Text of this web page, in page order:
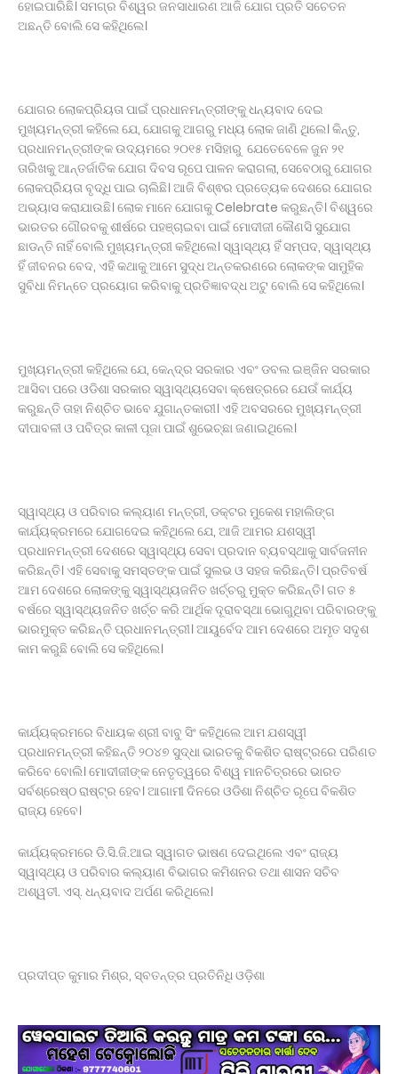
ହୋଇପାରିଛି। ସମଗ୍ର ବିଶ୍ୱର ଜନସାଧାରଣ ଆଜି ଯୋଗ ପ୍ରତି ସଚେତନ
ଅଛନ୍ତି ବୋଲି ସେ କହିଥିଲେ।
ଯୋଗର ଲୋକପ୍ରିୟତା ପାଇଁ ପ୍ରଧାନମନ୍ତ୍ରୀଙ୍କୁ ଧନ୍ୟବାଦ ଦେଇ
ମୁଖ୍ୟମନ୍ତ୍ରୀ କହିଲେ ଯେ, ଯୋଗକୁ ଆଗରୁ ମଧ୍ୟ ଲୋକ ଜାଣି ଥିଲେ। କିନ୍ତୁ,
ପ୍ରଧାନମନ୍ତ୍ରୀଙ୍କ ଉଦ୍ୟମରେ ୨୦୧୫ ମସିହାରୁ ଯେତେବେଳେ ଜୁନ ୨୧
ତାରିଖକୁ ଆନ୍ତର୍ଜାତିକ ଯୋଗ ଦିବସ ରୂପେ ପାଳନ କରାଗଲା, ସେବେଠାରୁ ଯୋଗର
ଲୋକପ୍ରିୟତା ବୃଦ୍ଧି ପାଇ ଚାଲିଛି। ଆଜି ବିଶ୍ଵର ପ୍ରତ୍ୟେକ ଦେଶରେ ଯୋଗର
ଅଭ୍ୟାସ କରାଯାଉଛି। ଲୋକ ମାନେ ଯୋଗକୁ Celebrate କରୁଛନ୍ତି। ବିଶ୍ୱରେ
ଭାରତର ଗୌରବକୁ ଶୀର୍ଷରେ ପହଞ୍ଚାଇବା ପାଇଁ ମୋଦୀଜୀ କୌଣସି ସୁଯୋଗ
ଛାଡନ୍ତି ନାହିଁ ବୋଲି ମୁଖ୍ୟମନ୍ତ୍ରୀ କହିଥିଲେ। ସ୍ୱାସ୍ଥ୍ୟ ହିଁ ସମ୍ପଦ, ସ୍ୱାସ୍ଥ୍ୟ
ହିଁ ଜୀବନର ବେଦ, ଏହି କଥାକୁ ଆମେ ସୁଦ୍ଧ ଅନ୍ତକରଣରେ ଲୋକଙ୍କ ସାମୁହିକ
ସୁବିଧା ନିମନ୍ତେ ପ୍ରୟୋଗ କରିବାକୁ ପ୍ରତିଜ୍ଞାବଦ୍ଧ ଅଟୁ ବୋଲି ସେ କହିଥିଲେ।
ମୁଖ୍ୟମନ୍ତ୍ରୀ କହିଥିଲେ ଯେ, କେନ୍ଦ୍ର ସରକାର ଏବଂ ଡବଲ ଇଞ୍ଜିନ ସରକାର
ଆସିବା ପରେ ଓଡିଶା ସରକାର ସ୍ୱାସ୍ଥ୍ୟସେବା କ୍ଷେତ୍ରରେ ଯେଉଁ କାର୍ଯ୍ୟ
କରୁଛନ୍ତି ତାହା ନିଶ୍ଚିତ ଭାବେ ଯୁଗାନ୍ତକାରୀ। ଏହି ଅବସରରେ ମୁଖ୍ୟମନ୍ତ୍ରୀ
ଦୀପାବଳୀ ଓ ପବିତ୍ର କାଳୀ ପୂଜା ପାଇଁ ଶୁଭେଚ୍ଛା ଜଣାଇଥିଲେ।
ସ୍ୱାସ୍ଥ୍ୟ ଓ ପରିବାର କଲ୍ୟାଣ ମନ୍ତ୍ରୀ, ଡକ୍ଟର ମୁକେଶ ମହାଲିଙ୍ଗ
କାର୍ଯ୍ୟକ୍ରମରେ ଯୋଗଦେଇ କହିଥିଲେ ଯେ, ଆଜି ଆମର ଯଶସ୍ୱୀ
ପ୍ରଧାନମନ୍ତ୍ରୀ ଦେଶରେ ସ୍ୱାସ୍ଥ୍ୟ ସେବା ପ୍ରଦାନ ବ୍ୟବସ୍ଥାକୁ ସାର୍ବଜନୀନ
କରିଛନ୍ତି। ଏହି ସେବାକୁ ସମସ୍ତଙ୍କ ପାଇଁ ସୁଲଭ ଓ ସହଜ କରିଛନ୍ତି। ପ୍ରତିବର୍ଷ
ଆମ ଦେଶରେ ଲୋକଙ୍କୁ ସ୍ୱାସ୍ଥ୍ୟଜନିତ ଖର୍ଚ୍ଚରୁ ମୁକ୍ତ କରିଛନ୍ତି। ଗତ ୫
ବର୍ଷରେ ସ୍ୱାସ୍ଥ୍ୟଜନିତ ଖର୍ଚ୍ଚ କରି ଆର୍ଥିକ ଦୂରାବସ୍ଥା ଭୋଗୁଥିବା ପରିବାରଙ୍କୁ
ଭାରମୁକ୍ତ କରିଛନ୍ତି ପ୍ରଧାନମନ୍ତ୍ରୀ। ଆୟୁର୍ବେଦ ଆମ ଦେଶରେ ଅମୃତ ସଦୃଶ
କାମ କରୁଛି ବୋଲି ସେ କହିଥିଲେ।
କାର୍ଯ୍ୟକ୍ରମରେ ବିଧାୟକ ଶ୍ରୀ ବାବୁ ସିଂ କହିଥିଲେ ଆମ ଯଶସ୍ୱୀ
ପ୍ରଧାନମନ୍ତ୍ରୀ କହିଛନ୍ତି ୨୦୪୭ ସୁଦ୍ଧା ଭାରତକୁ ବିକଶିତ ରାଷ୍ଟ୍ରରେ ପରିଣତ
କରିବେ ବୋଲି। ମୋଦୀଜୀଙ୍କ ନେତୃତ୍ୱରେ ବିଶ୍ୱ ମାନଚିତ୍ରରେ ଭାରତ
ସର୍ବଶ୍ରେଷ୍ଠ ରାଷ୍ଟ୍ର ହେବ। ଆଗାମୀ ଦିନରେ ଓଡିଶା ନିଶ୍ଚିତ ରୂପେ ବିକଶିତ
ରାଜ୍ୟ ହେବେ।
କାର୍ଯ୍ୟକ୍ରମରେ ଡି.ସି.ଜି.ଆଇ ସ୍ୱାଗତ ଭାଷଣ ଦେଇଥିଲେ ଏବଂ ରାଜ୍ୟ
ସ୍ୱାସ୍ଥ୍ୟ ଓ ପରିବାର କଲ୍ୟାଣ ବିଭାଗର କମିଶନର ତଥା ଶାସନ ସଚିବ
ଅଶ୍ୱତୀ. ଏସ୍. ଧନ୍ୟବାଦ ଅର୍ପଣ କରିଥିଲେ।
ପ୍ରଦୀପ୍ତ କୁମାର ମିଶ୍ର, ସ୍ବତନ୍ତ୍ର ପ୍ରତିନିଧି ଓଡ଼ିଶା